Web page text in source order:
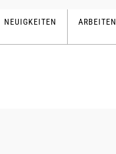
NEUIGKEITEN ARBEITEN